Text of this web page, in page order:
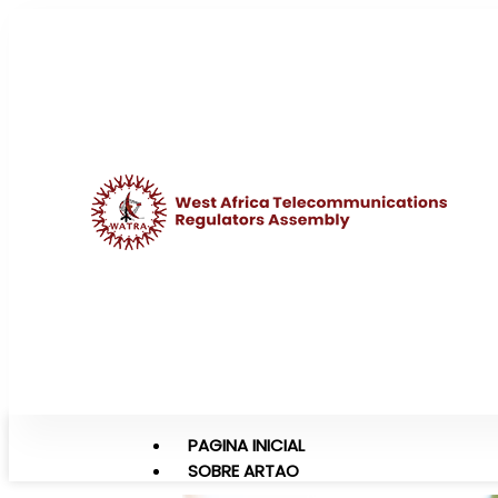
PAGINA INICIAL
SOBRE ARTAO